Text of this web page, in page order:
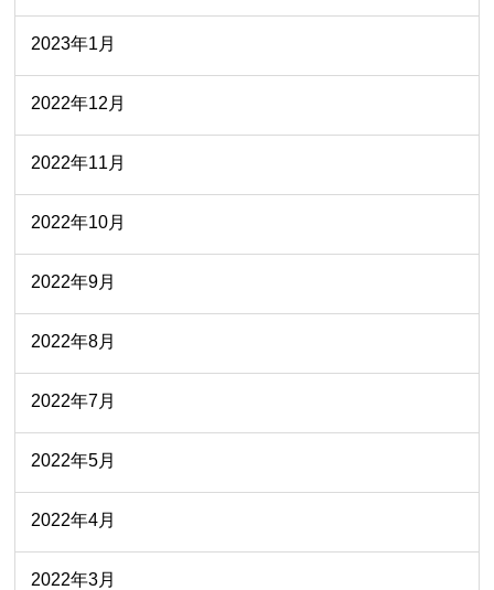
2023年1月
2022年12月
2022年11月
2022年10月
2022年9月
2022年8月
2022年7月
2022年5月
2022年4月
2022年3月